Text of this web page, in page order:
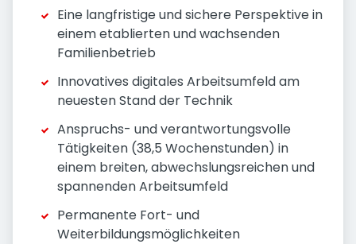
Eine langfristige und sichere Perspektive in
einem etablierten und wachsenden
Familienbetrieb
Innovatives digitales Arbeitsumfeld am
neuesten Stand der Technik
Anspruchs- und verantwortungsvolle
Tätigkeiten (38,5 Wochenstunden) in
einem breiten, abwechslungsreichen und
spannenden Arbeitsumfeld
Permanente Fort- und
Weiterbildungsmöglichkeiten